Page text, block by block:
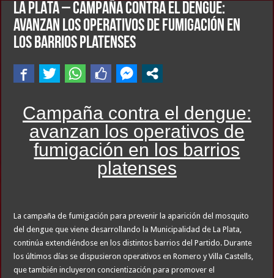
LA PLATA – Campaña contra el dengue:
avanzan los operativos de fumigación en
los barrios platenses
Campaña contra el dengue:
avanzan los operativos de
fumigación en los barrios
platenses
La campaña de fumigación para prevenir la aparición del mosquito
del dengue que viene desarrollando la Municipalidad de La Plata,
continúa extendiéndose en los distintos barrios del Partido. Durante
los últimos días se dispusieron operativos en Romero y Villa Castells,
que también incluyeron concientización para promover el